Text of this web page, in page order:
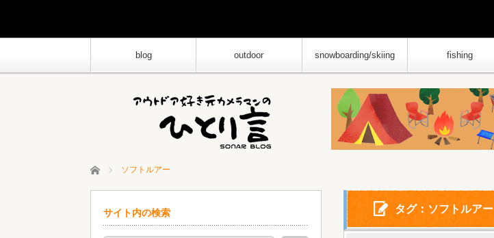
blog outdoor snowboarding/skiing fishing
ホーム ソフトルアー
タグ：ソフトルアー
サイト内の検索